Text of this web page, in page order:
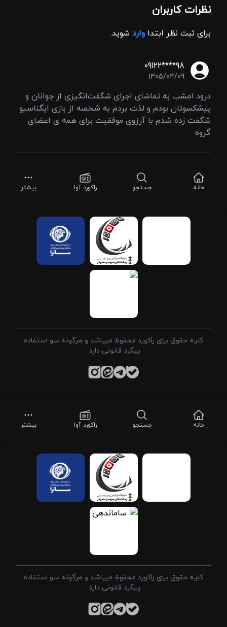
نظرات کاربران
برای ثبت نظر ابتدا وارد شوید.
09122****98
1405/04/09
درود امشب به تماشای اجرای شگفت‌انگیزی از جوانان و
پیشکسوتان بودم و لذت بردم به شخصه از بازی ایگناسیو
شگفت‌ زده شدم با آرزوی موفقیت برای همه ی اعضای
گروه
خانه جستجو راکورد آوا بیشتر
کلیه حقوق برای راکورد محفوظ میباشد و هرگونه سو استفاده
پیگرد قانونی دارد.
خانه جستجو راکورد آوا بیشتر
کلیه حقوق برای راکورد محفوظ میباشد و هرگونه سو استفاده
پیگرد قانونی دارد.